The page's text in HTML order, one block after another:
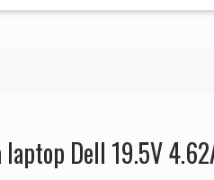
laptop Dell 19.5V